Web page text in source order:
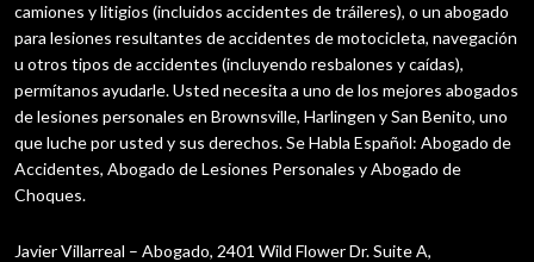
camiones y litigios (incluidos accidentes de tráileres), o un abogado
para lesiones resultantes de accidentes de motocicleta, navegación
u otros tipos de accidentes (incluyendo resbalones y caídas),
permítanos ayudarle. Usted necesita a uno de los mejores abogados
de lesiones personales en Brownsville, Harlingen y San Benito, uno
que luche por usted y sus derechos. Se Habla Español: Abogado de
Accidentes, Abogado de Lesiones Personales y Abogado de
Choques.
Javier Villarreal – Abogado, 2401 Wild Flower Dr. Suite A,